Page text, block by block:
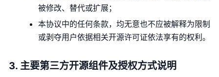
被修改、替代或扩展；
本协议中的任何条款，均无意也不应被解释为限制
或剥夺用户依据相关开源许可证依法享有的权利。
3. 主要第三方开源组件及授权方式说明